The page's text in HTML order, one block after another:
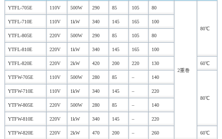
YTFL-705E 110V 500W 290 85 105 80
2重巻
80℃
YTFL-710E 110V 1kW 340 145 165 100
YTFL-805E 220V 500W 290 85 105 80
YTFL-810E 220V 1kW 340 145 165 100
YTFL-820E 220V 2kW 420 200 220 130 60℃
YTFW-705E 110V 500W 280 85 – 140
80℃
YTFW-710E 110V 1kW 340 145 – 220
YTFW-805E 220V 500W 280 85 – 140
YTFW-810E 220V 1kW 340 145 – 220
YTFW-820E 220V 2kW 470 200 – 260 60℃